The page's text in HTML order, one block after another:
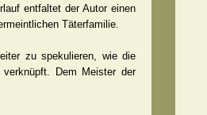
entfaltet der Autor einen
Täterfamilie.
zu spekulieren, wie die
verknüpft. Dem Meister der